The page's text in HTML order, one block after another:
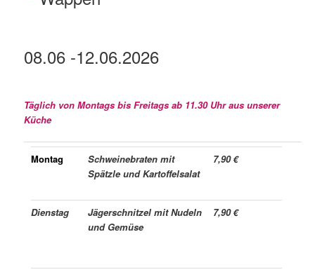
08.06 -12.06.2026
Täglich von Montags bis Freitags ab 11.30 Uhr aus unserer
Küche
Montag
Schweinebraten mit
Spätzle und Kartoffelsalat
7,90 €
Dienstag
Jägerschnitzel mit Nudeln
und Gemüse
7,90 €